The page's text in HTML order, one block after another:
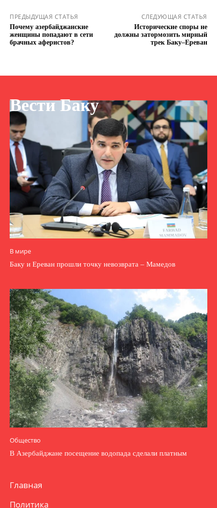
ПРЕДЫДУЩАЯ СТАТЬЯ
Почему азербайджанские
женщины попадают в сети
брачных аферистов?
СЛЕДУЮЩАЯ СТАТЬЯ
Исторические споры не
должны затормозить мирный
трек Баку–Ереван
Вести Баку
В мире
Баку и Ереван прошли точку невозврата – Мамедов
Общество
В Азербайджане посещение водопада сделали платным
Главная
Политика